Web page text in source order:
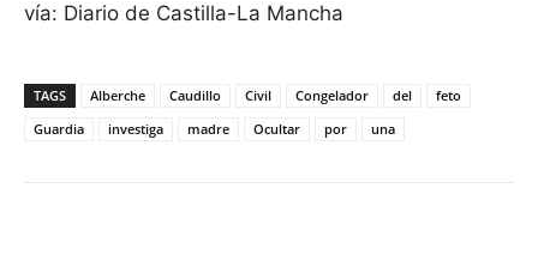
vía: Diario de Castilla-La Mancha
TAGS Alberche Caudillo Civil Congelador del
feto
Guardia
investiga madre Ocultar por una